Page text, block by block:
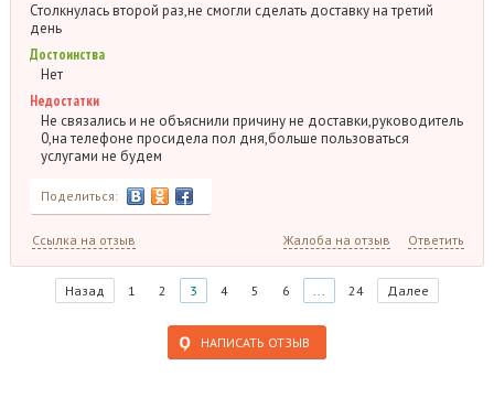
Столкнулась второй раз,не смогли сделать доставку на третий
день
Достоинства
Нет
Недостатки
Не связались и не объяснили причину не доставки,руководитель
0,на телефоне просидела пол дня,больше пользоваться
услугами не будем
Поделиться:
Ссылка на отзыв Жалоба на отзыв Ответить
Назад 1 2 3 4 5 6 ... 24 Далее
НАПИСАТЬ ОТЗЫВ